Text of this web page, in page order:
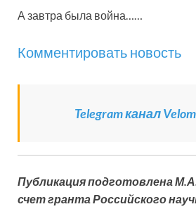
А завтра была война……
Комментировать новость
Telegram канал
Публикация подготовлена
счет гранта Российского